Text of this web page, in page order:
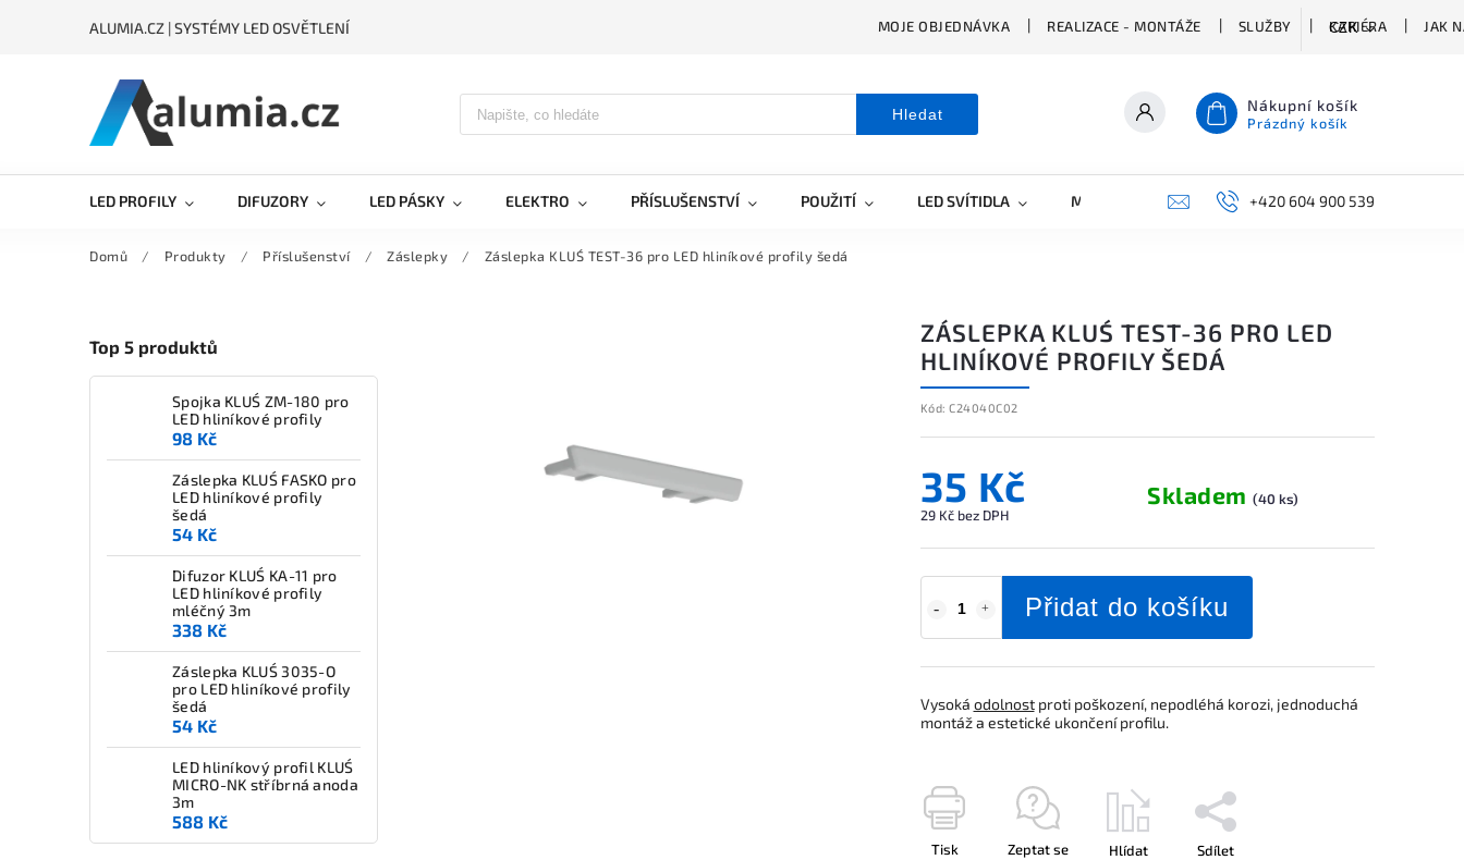
ALUMIA.CZ | SYSTÉMY LED OSVĚTLENÍ MOJE OBJEDNÁVKA REALIZACE - MONTÁŽE SLUŽBY KARIÉRA JAK
CZK
Hledat Nákupní košík
Prázdný košík
LED PROFILY DIFUZORY LED PÁSKY ELEKTRO PŘÍSLUŠENSTVÍ POUŽITÍ LED SVÍTIDLA MARKETING KONTAKTY+420 604 900 539
Domů / Produkty / Příslušenství / Záslepky / Záslepka KLUŚ TEST-36 pro LED hliníkové profily šedá
Top 5 produktů
Spojka KLUŚ ZM-180 pro
LED hliníkové profily
98 Kč
Záslepka KLUŚ FASKO pro
LED hliníkové profily
šedá
54 Kč
Difuzor KLUŚ KA-11 pro
LED hliníkové profily
mléčný 3m
338 Kč
Záslepka KLUŚ 3035-O
pro LED hliníkové profily
šedá
54 Kč
LED hliníkový profil KLUŚ
MICRO-NK stříbrná anoda
3m
588 Kč
ZÁSLEPKA KLUŚ TEST-36 PRO LED
HLINÍKOVÉ PROFILY ŠEDÁ
Kód: C24040C02
35 Kč
29 Kč bez DPH
Skladem(40 ks)
Přidat do košíku
Vysoká odolnostproti poškození, nepodléhá korozi, jednoduchá
montáž a estetické ukončení profilu.
Tisk Zeptat se Hlídat Sdílet